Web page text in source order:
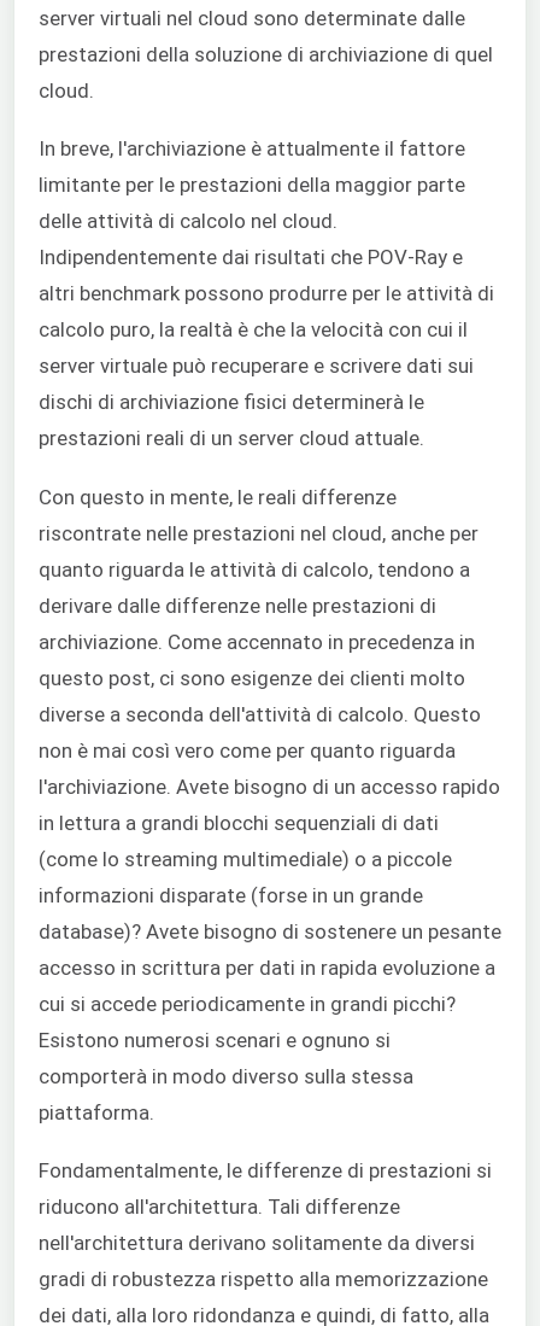
server virtuali nel cloud sono determinate dalle
prestazioni della soluzione di archiviazione di quel
cloud.
In breve, l'archiviazione è attualmente il fattore
limitante per le prestazioni della maggior parte
delle attività di calcolo nel cloud.
Indipendentemente dai risultati che POV-Ray e
altri benchmark possono produrre per le attività di
calcolo puro, la realtà è che la velocità con cui il
server virtuale può recuperare e scrivere dati sui
dischi di archiviazione fisici determinerà le
prestazioni reali di un server cloud attuale.
Con questo in mente, le reali differenze
riscontrate nelle prestazioni nel cloud, anche per
quanto riguarda le attività di calcolo, tendono a
derivare dalle differenze nelle prestazioni di
archiviazione. Come accennato in precedenza in
questo post, ci sono esigenze dei clienti molto
diverse a seconda dell'attività di calcolo. Questo
non è mai così vero come per quanto riguarda
l'archiviazione. Avete bisogno di un accesso rapido
in lettura a grandi blocchi sequenziali di dati
(come lo streaming multimediale) o a piccole
informazioni disparate (forse in un grande
database)? Avete bisogno di sostenere un pesante
accesso in scrittura per dati in rapida evoluzione a
cui si accede periodicamente in grandi picchi?
Esistono numerosi scenari e ognuno si
comporterà in modo diverso sulla stessa
piattaforma.
Fondamentalmente, le differenze di prestazioni si
riducono all'architettura. Tali differenze
nell'architettura derivano solitamente da diversi
gradi di robustezza rispetto alla memorizzazione
dei dati, alla loro ridondanza e quindi, di fatto, alla